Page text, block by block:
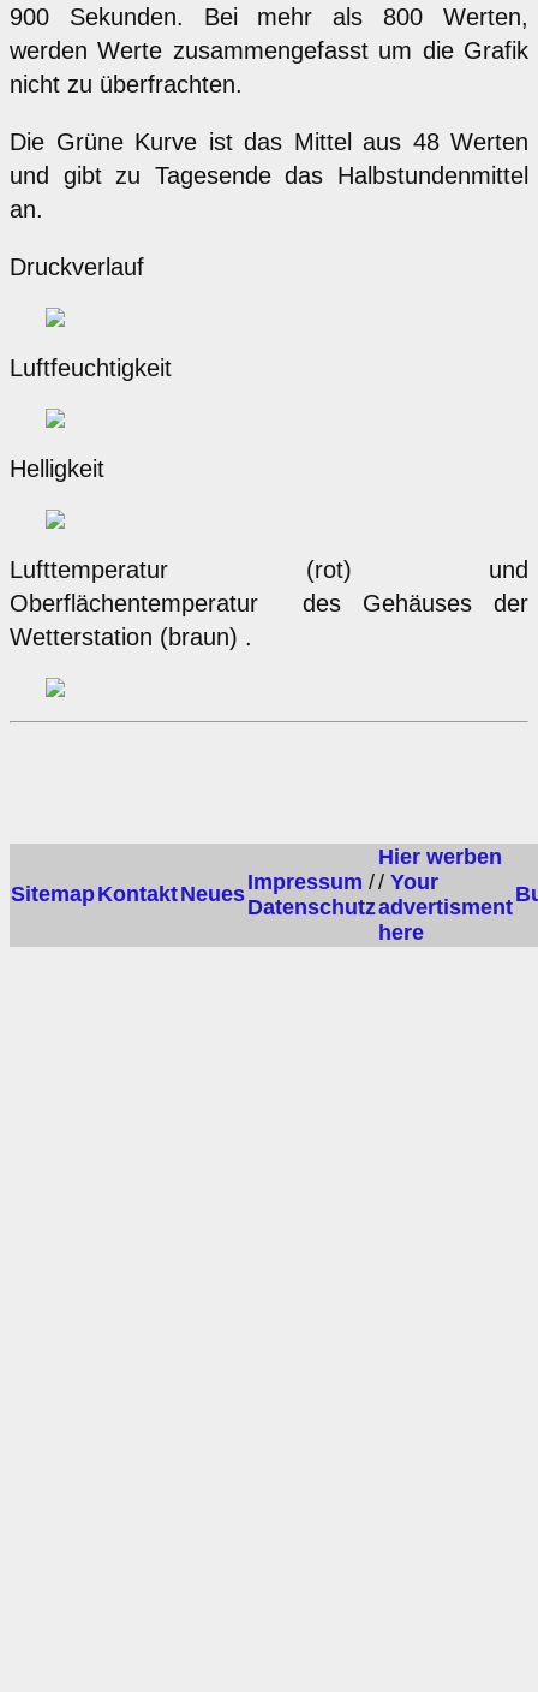
900 Sekunden. Bei mehr als 800 Werten,
werden Werte zusammengefasst um die Grafik
nicht zu überfrachten.
Die Grüne Kurve ist das Mittel aus 48 Werten
und gibt zu Tagesende das Halbstundenmittel
an.
Druckverlauf
Luftfeuchtigkeit
Helligkeit
Lufttemperatur (rot) und
Oberflächentemperatur des Gehäuses der
Wetterstation (braun) .
SitemapKontaktNeuesImpressum /
Datenschutz
Hier werben
/ Your
advertisment
here